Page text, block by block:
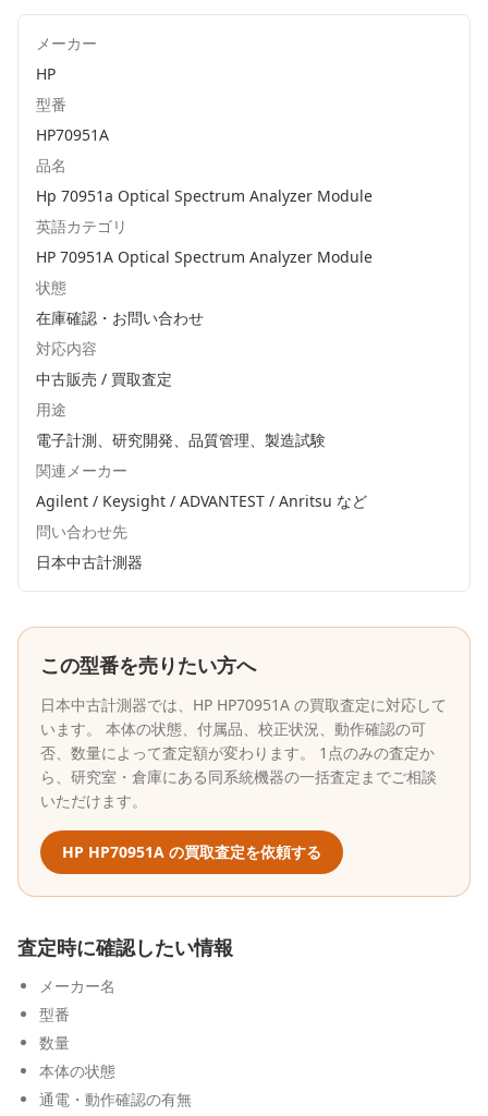
メーカー
HP
型番
HP70951A
品名
Hp 70951a Optical Spectrum Analyzer Module
英語カテゴリ
HP 70951A Optical Spectrum Analyzer Module
状態
在庫確認・お問い合わせ
対応内容
中古販売 / 買取査定
用途
電子計測、研究開発、品質管理、製造試験
関連メーカー
Agilent / Keysight / ADVANTEST / Anritsu など
問い合わせ先
日本中古計測器
この型番を売りたい方へ
日本中古計測器では、 HP HP70951A の買取査定に対応して
います。 本体の状態、付属品、校正状況、動作確認の可
否、数量によって査定額が変わります。 1点のみの査定か
ら、研究室・倉庫にある同系統機器の一括査定までご相談
いただけます。
HP HP70951A の買取査定を依頼する
査定時に確認したい情報
メーカー名
型番
数量
本体の状態
通電・動作確認の有無